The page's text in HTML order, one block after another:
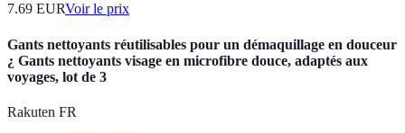
7.69 EURVoir le prix
Gants nettoyants réutilisables pour un démaquillage en douceur
¿ Gants nettoyants visage en microfibre douce, adaptés aux
voyages, lot de 3
Rakuten FR